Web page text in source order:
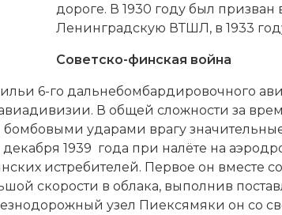
дороге. В 1930 году был призван
Ленинградскую ВТШЛ, в 1933
Советско-финская война
6-го дальнебомбардировочного
В общей сложности за
ударами врагу
1939 года при налёте на
истребителей. Первое он вместе
скорости в облака, выполнив
узел Пиексямяки он со